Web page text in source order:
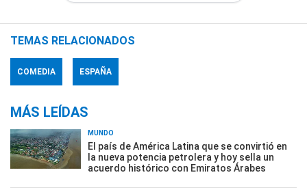
TEMAS RELACIONADOS
COMEDIA ESPAÑA
MÁS LEÍDAS
MUNDO
El país de América Latina que se convirtió en
la nueva potencia petrolera y hoy sella un
acuerdo histórico con Emiratos Árabes